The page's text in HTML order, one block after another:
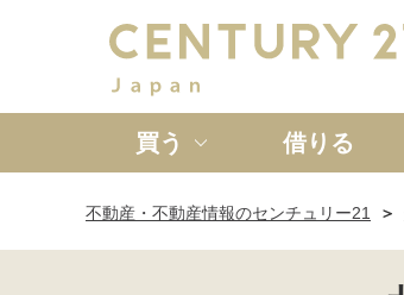
買う
新築一戸建て
借りる
不動産・不動産情報のセンチュリー21